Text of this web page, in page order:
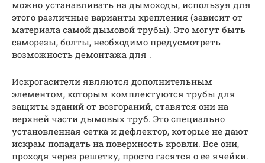
можно устанавливать на дымоходы, используя для
этого различные варианты крепления (зависит от
материала самой дымовой трубы). Это могут быть
саморезы, болты, необходимо предусмотреть
возможность демонтажа для .
Искрогасители являются дополнительным
элементом, которым комплектуются трубы для
защиты зданий от возгораний, ставятся они на
верхней части дымовых труб. Это специально
установленная сетка и дефлектор, которые не дают
искрам попадать на поверхность кровли. Все они,
проходя через решетку, просто гасятся о ее ячейки.